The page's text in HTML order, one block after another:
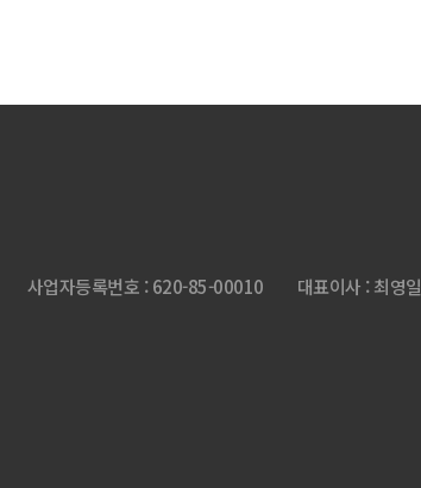
사업자등록번호 : 620-85-00010
대표이사 : 최영일